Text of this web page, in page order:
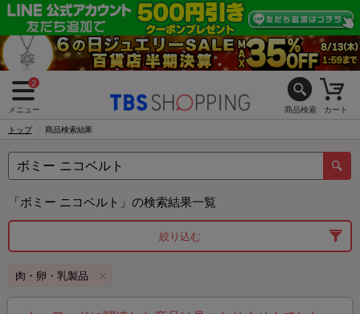
2
メニュー 商品検索 カート
トップ 商品検索結果
「ボミー ニコベルト」の検索結果一覧
絞り込む
肉・卵・乳製品